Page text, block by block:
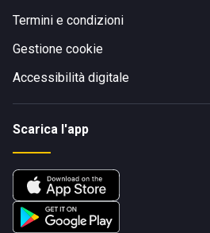
Termini e condizioni
Gestione cookie
Accessibilità digitale
Scarica l'app